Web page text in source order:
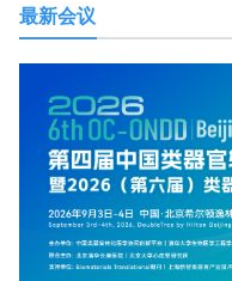
最新会议